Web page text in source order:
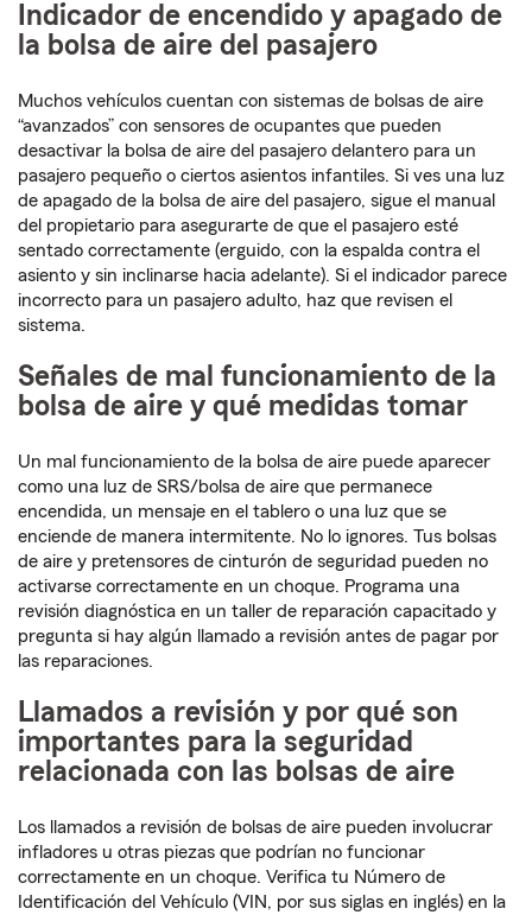
Indicador de encendido y apagado de
la bolsa de aire del pasajero
Muchos vehículos cuentan con sistemas de bolsas de aire
“avanzados” con sensores de ocupantes que pueden
desactivar la bolsa de aire del pasajero delantero para un
pasajero pequeño o ciertos asientos infantiles. Si ves una luz
de apagado de la bolsa de aire del pasajero, sigue el manual
del propietario para asegurarte de que el pasajero esté
sentado correctamente (erguido, con la espalda contra el
asiento y sin inclinarse hacia adelante). Si el indicador parece
incorrecto para un pasajero adulto, haz que revisen el
sistema.
Señales de mal funcionamiento de la
bolsa de aire y qué medidas tomar
Un mal funcionamiento de la bolsa de aire puede aparecer
como una luz de SRS/bolsa de aire que permanece
encendida, un mensaje en el tablero o una luz que se
enciende de manera intermitente. No lo ignores. Tus bolsas
de aire y pretensores de cinturón de seguridad pueden no
activarse correctamente en un choque. Programa una
revisión diagnóstica en un taller de reparación capacitado y
pregunta si hay algún llamado a revisión antes de pagar por
las reparaciones.
Llamados a revisión y por qué son
importantes para la seguridad
relacionada con las bolsas de aire
Los llamados a revisión de bolsas de aire pueden involucrar
infladores u otras piezas que podrían no funcionar
correctamente en un choque. Verifica tu Número de
Identificación del Vehículo (VIN, por sus siglas en inglés) en la